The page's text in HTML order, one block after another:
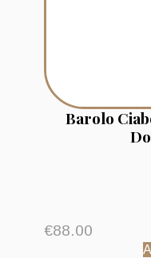
Barolo
€88.00